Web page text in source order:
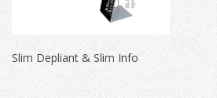
Slim Depliant & Slim Info